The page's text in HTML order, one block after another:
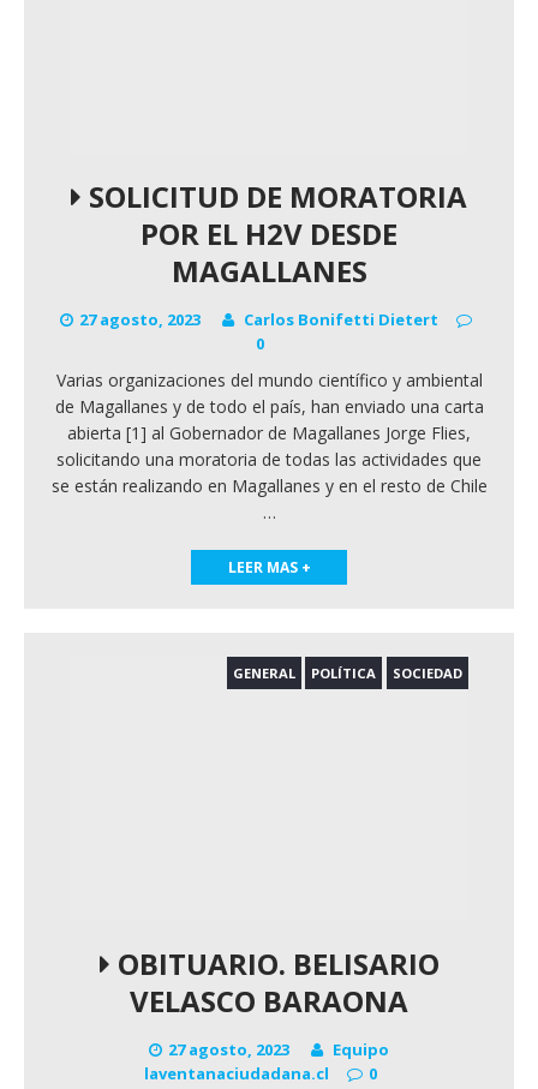
SOLICITUD DE MORATORIA
POR EL H2V DESDE
MAGALLANES
27 agosto, 2023
Carlos Bonifetti Dietert
0
Varias organizaciones del mundo científico y ambiental
de Magallanes y de todo el país, han enviado una carta
abierta [1] al Gobernador de Magallanes Jorge Flies,
solicitando una moratoria de todas las actividades que
se están realizando en Magallanes y en el resto de Chile
…
LEER MAS +
GENERAL POLÍTICA SOCIEDAD
OBITUARIO. BELISARIO
VELASCO BARAONA
27 agosto, 2023
Equipo
laventanaciudadana.cl
0